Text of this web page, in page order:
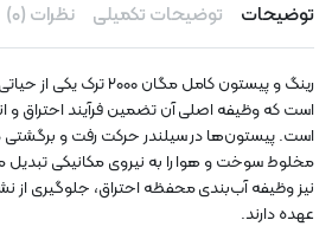
توضیحات توضیحات تکمیلی نظرات (۰)
رینگ و پیستون کامل مگان
است که وظیفه اصلی آن تضمین فرآیند احتراق و
است. پیستون‌ها در سیلندر حرکت رفت و برگشتی
مخلوط سوخت و هوا را به نیروی مکانیکی
نیز وظیفه آب‌بندی محفظه احتراق، جلوگیری از
عهده دارند.